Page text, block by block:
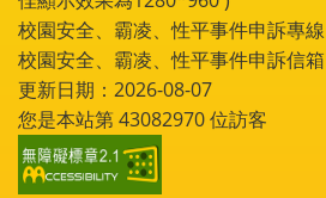
校園安全、霸凌、性平事件申訴專
校園安全、霸凌、性平事件申訴信
更新日期：2026-08-07
您是本站第43082970位訪客